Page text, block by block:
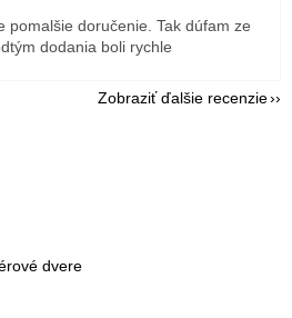
pomalšie doručenie. Tak dúfam ze
dodania boli rychle
Zobraziť ďalšie recenzie
dvere